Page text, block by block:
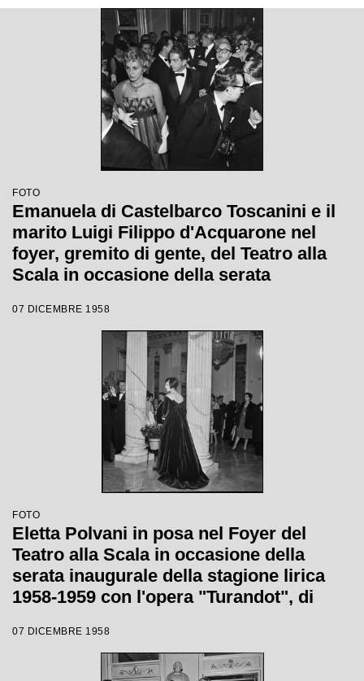
Wallmann
FOTO
Emanuela di Castelbarco Toscanini e il
marito Luigi Filippo d'Acquarone nel
foyer, gremito di gente, del Teatro alla
Scala in occasione della serata
1959 con l'opera "Turandot", di Giacomo
Puccini, diretta da Antonino Votto con la
regia di Margherita Wallmann
07 DICEMBRE 1958
FOTO
Eletta Polvani in posa nel Foyer del
Teatro alla Scala in occasione della
serata inaugurale della stagione lirica
1958-1959 con l'opera "Turandot", di
Votto con la regia di Margherita
07 DICEMBRE 1958